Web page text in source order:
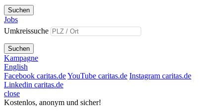
Suchen
Jobs
Umkreissuche
Suchen
Kampagne
English
Facebook caritas.deYouTube caritas.de Instagram caritas.de
Linkedin caritas.de
close
Kostenlos, anonym und sicher!